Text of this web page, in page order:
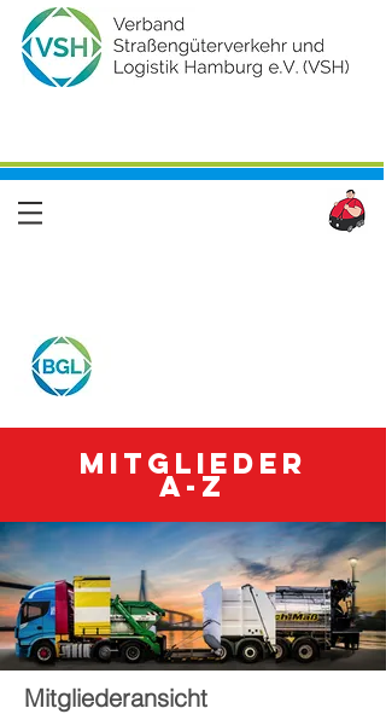
Mitglieder
A-Z
Mitgliederansicht